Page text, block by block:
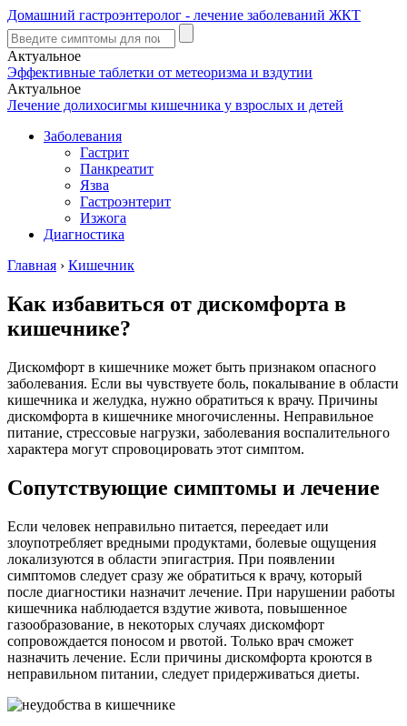
Домашний гастроэнтеролог - лечение заболеваний ЖКТ
Актуальное
Эффективные таблетки от метеоризма и вздутии
Актуальное
Лечение долихосигмы кишечника у взрослых и детей
Заболевания
Гастрит
Панкреатит
Язва
Гастроэнтерит
Изжога
Диагностика
Главная › Кишечник
Как избавиться от дискомфорта в
кишечнике?
Дискомфорт в кишечнике может быть признаком опасного
заболевания. Если вы чувствуете боль, покалывание в области
кишечника и желудка, нужно обратиться к врачу. Причины
дискомфорта в кишечнике многочисленны. Неправильное
питание, стрессовые нагрузки, заболевания воспалительного
характера могут спровоцировать этот симптом.
Сопутствующие симптомы и лечение
Если человек неправильно питается, переедает или
злоупотребляет вредными продуктами, болевые ощущения
локализуются в области эпигастрия. При появлении
симптомов следует сразу же обратиться к врачу, который
после диагностики назначит лечение. При нарушении работы
кишечника наблюдается вздутие живота, повышенное
газообразование, в некоторых случаях дискомфорт
сопровождается поносом и рвотой. Только врач сможет
назначить лечение. Если причины дискомфорта кроются в
неправильном питании, следует придерживаться диеты.